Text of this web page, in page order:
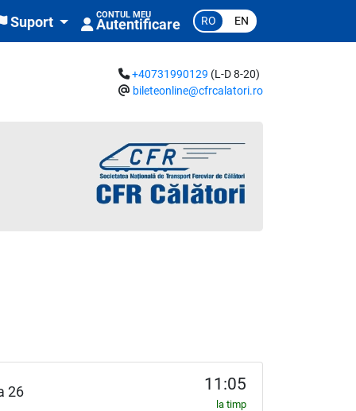
Suport CONTUL MEU
Autentificare RO EN
+40731990129 (L-D 8-20)
bileteonline@cfrcalatori.ro
26 11:05
la timp